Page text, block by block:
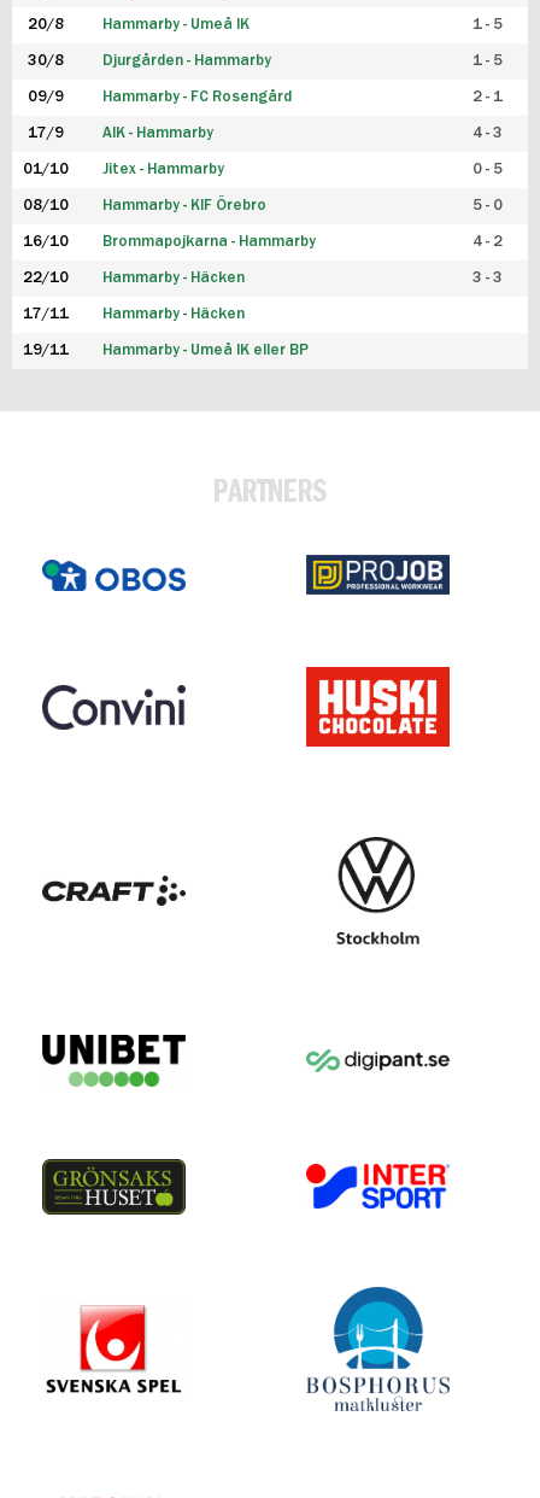
20/8 Hammarby - Umeå IK 1 - 5
30/8 Djurgården - Hammarby 1 - 5
09/9 Hammarby - FC Rosengård 2 - 1
17/9 AIK - Hammarby 4 - 3
01/10 Jitex - Hammarby 0 - 5
08/10 Hammarby - KIF Örebro 5 - 0
16/10 Brommapojkarna - Hammarby 4 - 2
22/10 Hammarby - Häcken 3 - 3
17/11 Hammarby - Häcken
19/11 Hammarby - Umeå IK eller BP
PARTNERS